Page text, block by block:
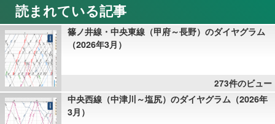
読まれている記事
篠ノ井線・中央東線（甲府～長野）のダイヤグラム
（2026年3月）
273件のビュー
中央西線（中津川～塩尻）のダイヤグラム（2026年
3月）